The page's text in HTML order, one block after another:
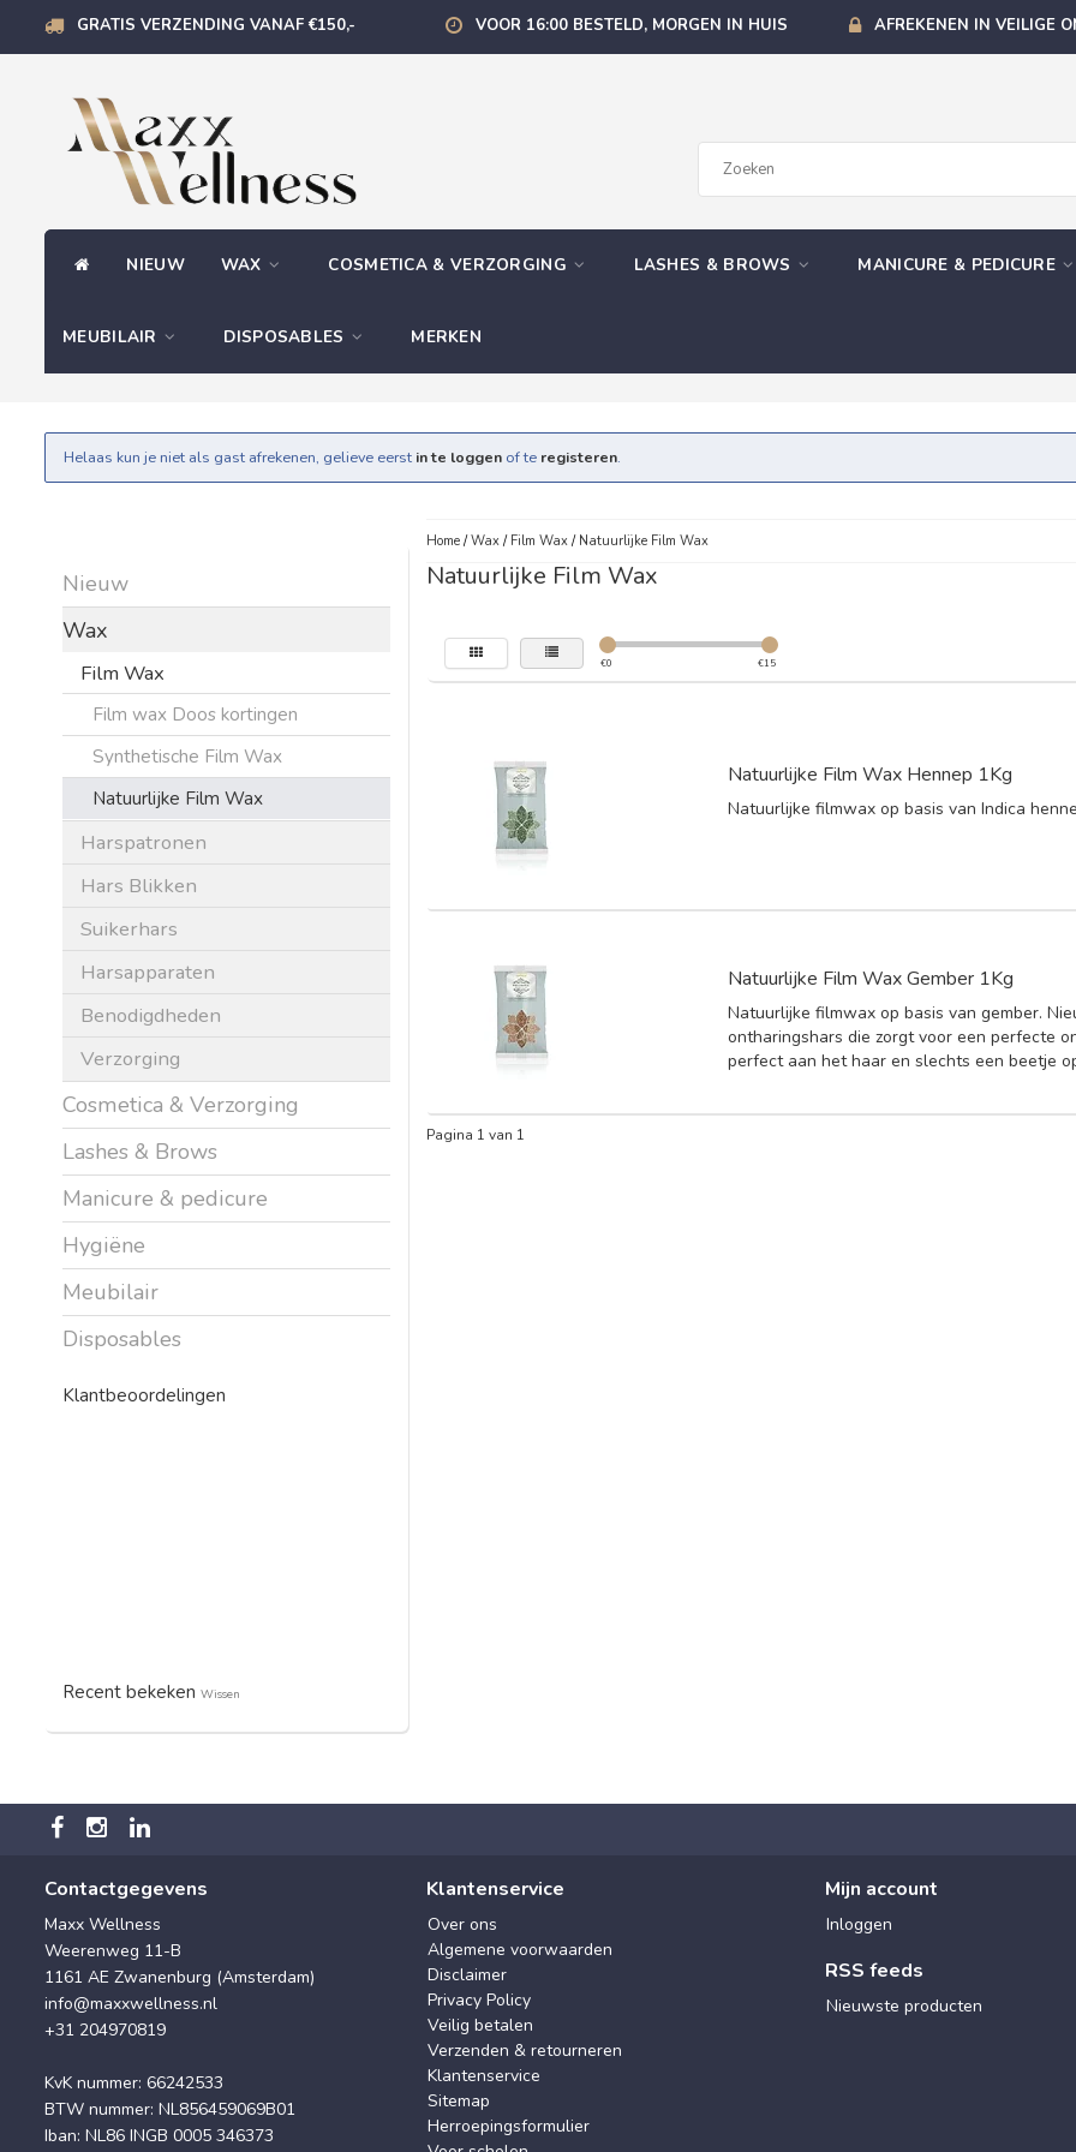
GRATIS VERZENDING VANAF €150,- VOOR 16:00 BESTELD, MORGEN IN HUIS AFREKENEN IN VEILIGE
NIEUW WAX COSMETICA & VERZORGING LASHES & BROWS MANICURE & PEDICURE
MEUBILAIR DISPOSABLES MERKEN
Helaas kun je niet als gast afrekenen, gelieve eerst in te loggen of te registeren.
Nieuw
Wax
Film Wax
Film wax Doos kortingen
Synthetische Film Wax
Natuurlijke Film Wax
Harspatronen
Hars Blikken
Suikerhars
Harsapparaten
Benodigdheden
Verzorging
Cosmetica & Verzorging
Lashes & Brows
Manicure & pedicure
Hygiëne
Meubilair
Disposables
Klantbeoordelingen
Recent bekeken Wissen
Home/Wax/ Film Wax/ Natuurlijke Film Wax
Natuurlijke Film Wax
€0 €15
Natuurlijke Film Wax Hennep 1Kg
Natuurlijke filmwax op basis van Indica
Natuurlijke Film Wax Gember 1Kg
Natuurlijke filmwax op basis van gember.
ontharingshars die zorgt voor een perfecte
perfect aan het haar en slechts een beetje
Pagina 1 van 1
Contactgegevens
Maxx Wellness
Weerenweg 11-B
1161 AE Zwanenburg (Amsterdam)
info@maxxwellness.nl
+31 204970819
KvK nummer: 66242533
BTW nummer: NL856459069B01
Iban: NL86 INGB 0005 346373
Klantenservice
Over ons
Algemene voorwaarden
Disclaimer
Privacy Policy
Veilig betalen
Verzenden & retourneren
Klantenservice
Sitemap
Herroepingsformulier
Mijn account
Inloggen
RSS feeds
Nieuwste producten